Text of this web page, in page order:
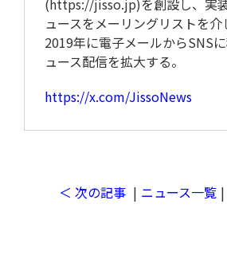
取材予定
ュースをメーリングリストを介
2019年に電子メールからSNS
ュース配信を拡大する。
https://x.com/JissoNews
＜ 次の記事 | ニュース一覧 |